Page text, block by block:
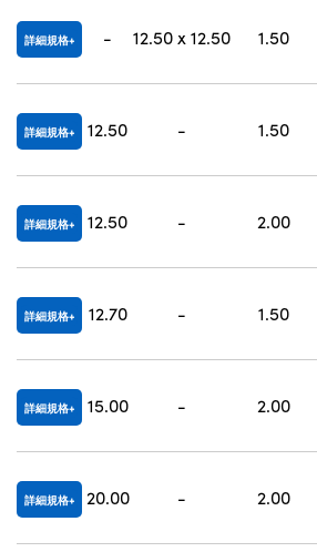
詳細規格 - 12.50 x 12.50 1.50
詳細規格 12.50 - 1.50
詳細規格 12.50 - 2.00
詳細規格 12.70 - 1.50
詳細規格 15.00 - 2.00
詳細規格 20.00 - 2.00